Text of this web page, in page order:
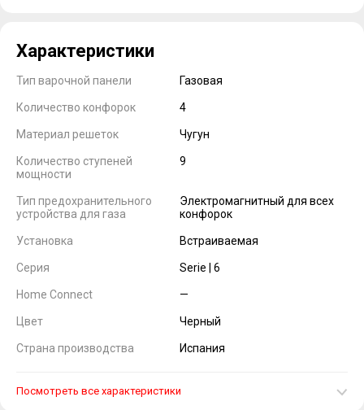
Характеристики
Тип варочной панели Газовая
Количество конфорок 4
Материал решеток Чугун
Количество ступеней
мощности
9
Тип предохранительного
устройства для газа
Электромагнитный для всех
конфорок
Установка Встраиваемая
Серия Serie | 6
Home Connect —
Цвет Черный
Страна производства Испания
Посмотреть все характеристики